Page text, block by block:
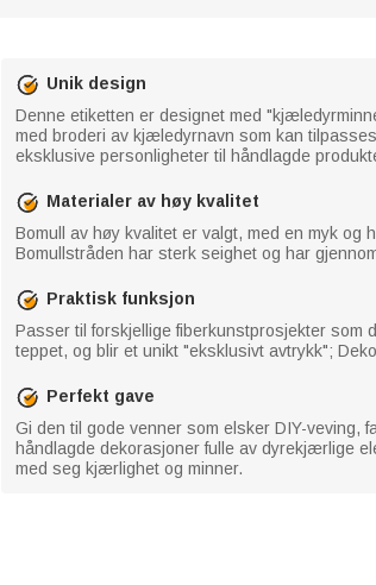
Unik design
Denne etiketten er designet med
med broderi av kjæledyrnavn som kan
eksklusive personligheter til håndlagde
Materialer av høy kvalitet
Bomull av høy kvalitet er valgt, med en myk og
Bomullstråden har sterk seighet og har
Praktisk funksjon
Passer til forskjellige fiberkunstprosjekter som
teppet, og blir et unikt "eksklusivt avtrykk";
Perfekt gave
Gi den til gode venner som elsker DIY-veving,
håndlagde dekorasjoner fulle av dyrekjærlige
med seg kjærlighet og minner.